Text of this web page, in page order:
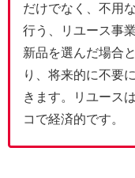
だけでなく、不用
行う、リユース事
新品を選んだ場合
り、将来的に不要
きます。リユース
コで経済的です。